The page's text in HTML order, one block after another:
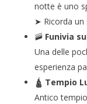
notte è uno
➤ Ricorda un
🚠 Funivia
Una delle
esperienza
🛕 Tempio
Antico